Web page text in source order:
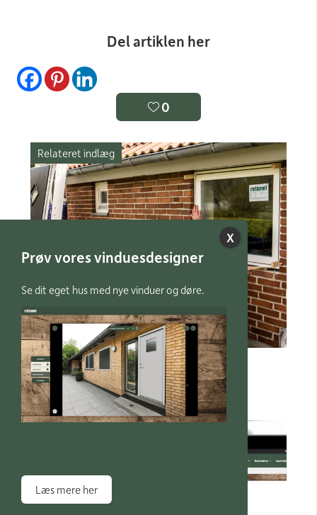
Del artiklen her
0
Relateret indlæg
Husk håndværkerfradraget
Faq
Prøv vores vinduesdesigner
Se dit eget hus med nye vinduer og døre.
Læs mere her